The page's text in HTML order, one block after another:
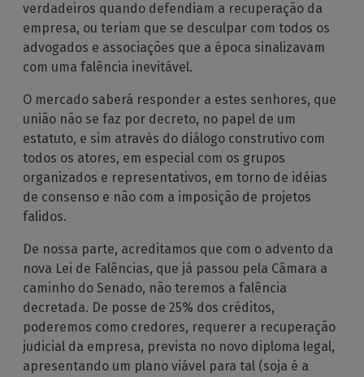
verdadeiros quando defendiam a recuperação da
empresa, ou teriam que se desculpar com todos os
advogados e associações que a época sinalizavam
com uma falência inevitável.
O mercado saberá responder a estes senhores, que
união não se faz por decreto, no papel de um
estatuto, e sim através do diálogo construtivo com
todos os atores, em especial com os grupos
organizados e representativos, em torno de idéias
de consenso e não com a imposição de projetos
falidos.
De nossa parte, acreditamos que com o advento da
nova Lei de Falências, que já passou pela Câmara a
caminho do Senado, não teremos a falência
decretada. De posse de 25% dos créditos,
poderemos como credores, requerer a recuperação
judicial da empresa, prevista no novo diploma legal,
apresentando um plano viável para tal (soja é a